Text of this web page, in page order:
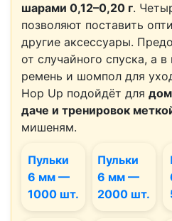
шарами 0,12–0,20 г.
позволяют поставить
другие аксессуары.
от случайного спуска, а
ремень и шомпол для
Hop Up подойдёт для
даче и тренировок
мишеням.
Пульки
6 мм —
1000 шт.
Пульки
6 мм —
2000 шт.